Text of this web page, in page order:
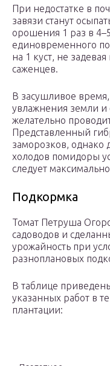
При недостатке в
завязи станут
орошения 1 раз в
единовременного
на 1 куст, не
саженцев.
В засушливое
увлажнения земли и
желательно
Представленный
заморозков, однако
холодов помидоры
следует
Подкормка
Томат Петруша
садоводов и
урожайность при
разноплановых
В таблице
указанных работ в
плантации: